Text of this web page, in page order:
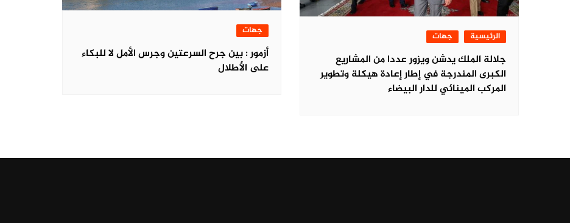
الرئيسية جهات
جلالة الملك يدشن ويزور عددا من المشاريع
الكبرى المندرجة في إطار إعادة هيكلة وتطوير
المركب المينائي للدار البيضاء
جهات
أزمور : بين جرح السرعتين وجرس الأمل لا للبكاء
على الأطلال